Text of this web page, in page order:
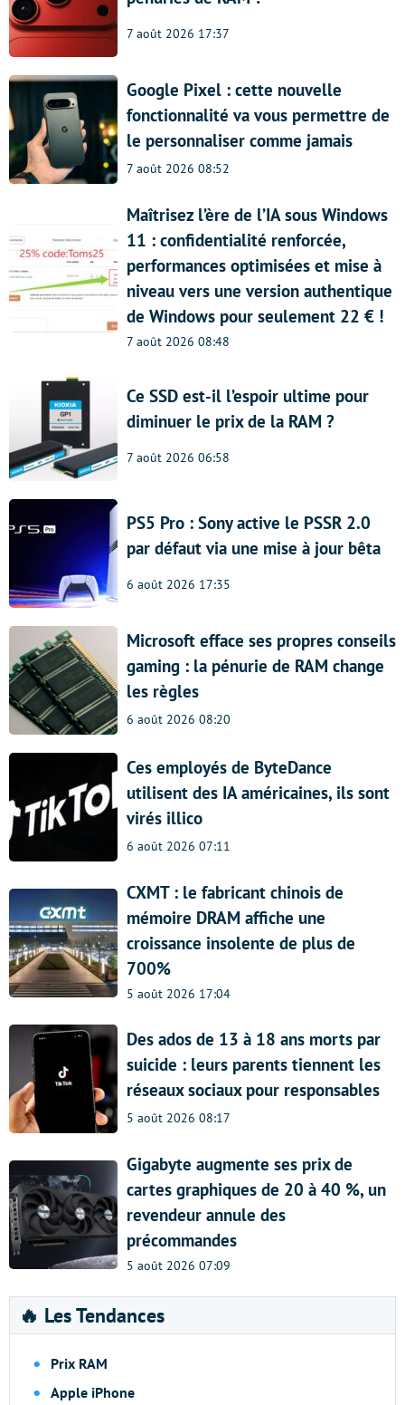
7 août 2026 17:37
Google Pixel : cette nouvelle
fonctionnalité va vous permettre de
le personnaliser comme jamais
7 août 2026 08:52
Maîtrisez l’ère de l’IA sous Windows
11 : confidentialité renforcée,
performances optimisées et mise à
niveau vers une version authentique
de Windows pour seulement 22 € !
7 août 2026 08:48
Ce SSD est-il l’espoir ultime pour
diminuer le prix de la RAM ?
7 août 2026 06:58
PS5 Pro : Sony active le PSSR 2.0
par défaut via une mise à jour bêta
6 août 2026 17:35
Microsoft efface ses propres conseils
gaming : la pénurie de RAM change
les règles
6 août 2026 08:20
Ces employés de ByteDance
utilisent des IA américaines, ils sont
virés illico
6 août 2026 07:11
CXMT : le fabricant chinois de
mémoire DRAM affiche une
croissance insolente de plus de
700%
5 août 2026 17:04
Des ados de 13 à 18 ans morts par
suicide : leurs parents tiennent les
réseaux sociaux pour responsables
5 août 2026 08:17
Gigabyte augmente ses prix de
cartes graphiques de 20 à 40 %, un
revendeur annule des
précommandes
5 août 2026 07:09
🔥 Les Tendances
Prix RAM
Apple iPhone